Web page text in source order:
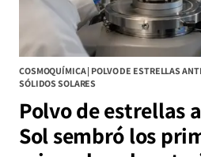
COSMOQUÍMICA | POLVO DE ESTRELLAS
SÓLIDOS SOLARES
Polvo de estrellas
Sol sembró los